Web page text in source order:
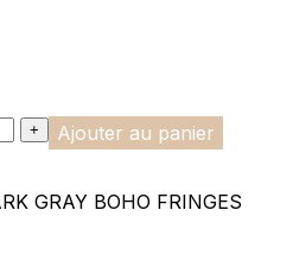
+ Ajouter au panier
GRAY BOHO FRINGES